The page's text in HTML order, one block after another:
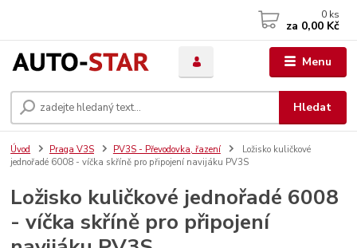
Menu
Hledat
0 ks
za 0,00 Kč
Úvod Praga V3S PV3S - Převodovka, řazení
Ložisko kuličkové
jednořadé 6008 - víčka skříně pro připojení navijáku PV3S
Ložisko kuličkové jednořadé 6008
- víčka skříně pro připojení